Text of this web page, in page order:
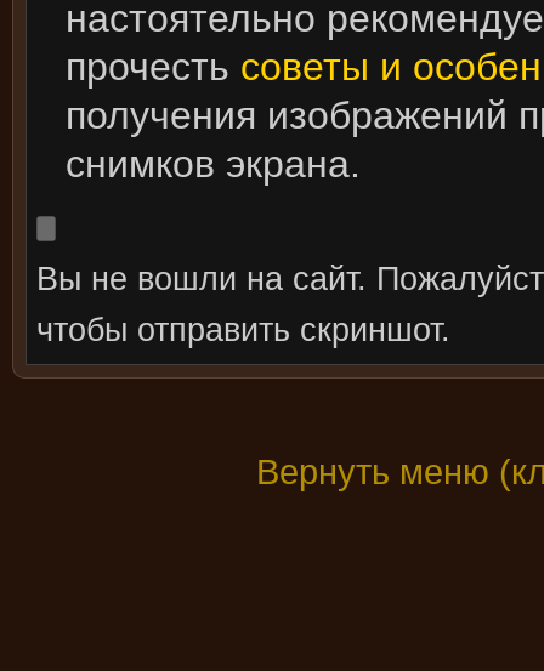
настоятельно
прочесть советы и
получения изображений
снимков экрана.
Вы не вошли на сайт.
чтобы отправить скриншот.
Вернуть меню